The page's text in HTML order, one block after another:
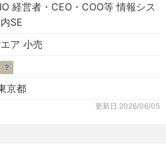
経営者・CEO・COO等 情報シス
SE
ア 小売
？
京都
更新日 2026/06/05